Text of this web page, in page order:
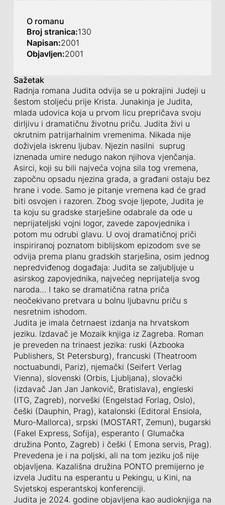
O romanu
Broj stranica:130
Napisan:2001
Objavljen:2001
Sažetak
Radnja romana Judita odvija se u pokrajini Judeji u
šestom stoljeću prije Krista. Junakinja je Judita,
mlada udovica koja u prvom licu prepričava svoju
dirljivu i dramatičnu životnu priču. Judita živi u
okrutnim patrijarhalnim vremenima. Nikada nije
doživjela iskrenu ljubav. Njezin nasilni suprug
iznenada umire nedugo nakon njihova vjenčanja.
Asirci, koji su bili najveća vojna sila tog vremena,
započnu opsadu njezina grada, a građani ostaju bez
hrane i vode. Samo je pitanje vremena kad će grad
biti osvojen i razoren. Zbog svoje ljepote, Judita je
ta koju su gradske starješine odabrale da ode u
neprijateljski vojni logor, zavede zapovjednika i
potom mu odrubi glavu. U ovoj dramatičnoj priči
inspiriranoj poznatom biblijskom epizodom sve se
odvija prema planu gradskih starješina, osim jednog
nepredviđenog događaja: Judita se zaljubljuje u
asirskog zapovjednika, najvećeg neprijatelja svog
naroda… I tako se dramatična ratna priča
neočekivano pretvara u bolnu ljubavnu priču s
nesretnim ishodom.
Judita je imala četrnaest izdanja na hrvatskom
jeziku. Izdavač je Mozaik knjiga iz Zagreba. Roman
je preveden na trinaest jezika: ruski (Azbooka
Publishers, St Petersburg), francuski (Theatroom
noctuabundi, Pariz), njemački (Seifert Verlag
Vienna), slovenski (Orbis, Ljubljana), slovački
(izdavač Jan Jan Jankovič, Bratislava), engleski
(ITG, Zagreb), norveški (Engelstad Forlag, Oslo),
češki (Dauphin, Prag), katalonski (Editoral Ensiola,
Muro-Mallorca), srpski (MOSTART, Zemun), bugarski
(Fakel Express, Sofija), esperanto ( Glumačka
družina Ponto, Zagreb) i češki ( Emona servis, Prag).
Prevedena je i na poljski, ali na tom jeziku još nije
objavljena. Kazališna družina PONTO premijerno je
izvela Juditu na esperantu u Pekingu, u Kini, na
Svjetskoj esperantskoj konferenciji.
Judita je 2024. godine objavljena kao audioknjiga na